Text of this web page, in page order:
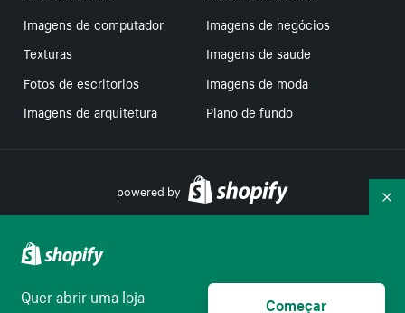
Imagens de computador
Imagens de negócios
Texturas
Imagens de saude
Fotos de escritorios
Imagens de moda
Imagens de arquitetura
Plano de fundo
powered by
Suas escolhas de privacidade
Quer abrir uma loja
Começar